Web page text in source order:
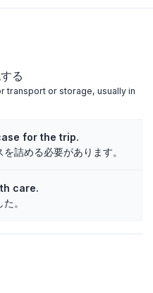
る
transport or storage, usually in
for the trip.
詰める必要があります。
care.
。